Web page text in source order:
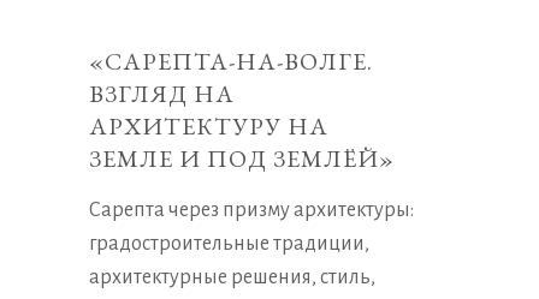
«САРЕПТА-НА-ВОЛГЕ.
ВЗГЛЯД НА
АРХИТЕКТУРУ НА
ЗЕМЛЕ И ПОД ЗЕМЛЁЙ»
Сарепта через призму архитектуры:
градостроительные традиции,
архитектурные решения, стиль,